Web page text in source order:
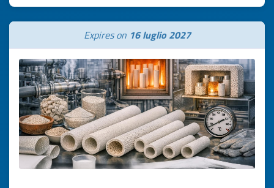
Expires on 16 luglio 2027